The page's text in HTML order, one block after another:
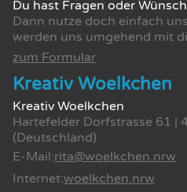
Du hast Fragen oder
Dann nutze doch einfach
werden uns umgehend mit
zum Formular
Kreativ Woelkchen
Kreativ Woelkchen
Hartefelder Dorfstrasse 61 |
(Deutschland)
E-Mail:rita@woelkchen.nrw
Internet:woelkchen.nrw